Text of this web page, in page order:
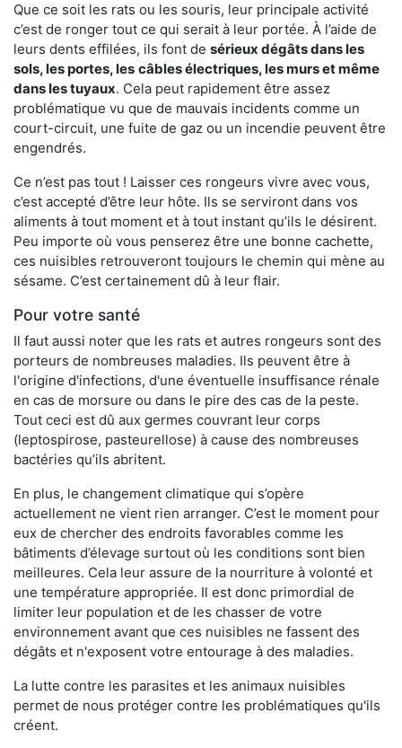
Que ce soit les rats ou les souris, leur principale activité
c’est de ronger tout ce qui serait à leur portée. À l’aide de
leurs dents effilées, ils font de sérieux dégâts dans les
sols, les portes, les câbles électriques, les murs et même
dans les tuyaux. Cela peut rapidement être assez
problématique vu que de mauvais incidents comme un
court-circuit, une fuite de gaz ou un incendie peuvent être
engendrés.
Ce n’est pas tout ! Laisser ces rongeurs vivre avec vous,
c’est accepté d’être leur hôte. Ils se serviront dans vos
aliments à tout moment et à tout instant qu’ils le désirent.
Peu importe où vous penserez être une bonne cachette,
ces nuisibles retrouveront toujours le chemin qui mène au
sésame. C’est certainement dû à leur flair.
Pour votre santé
Il faut aussi noter que les rats et autres rongeurs sont des
porteurs de nombreuses maladies. Ils peuvent être à
l'origine d'infections, d'une éventuelle insuffisance rénale
en cas de morsure ou dans le pire des cas de la peste.
Tout ceci est dû aux germes couvrant leur corps
(leptospirose, pasteurellose) à cause des nombreuses
bactéries qu’ils abritent.
En plus, le changement climatique qui s’opère
actuellement ne vient rien arranger. C’est le moment pour
eux de chercher des endroits favorables comme les
bâtiments d’élevage surtout où les conditions sont bien
meilleures. Cela leur assure de la nourriture à volonté et
une température appropriée. Il est donc primordial de
limiter leur population et de les chasser de votre
environnement avant que ces nuisibles ne fassent des
dégâts et n'exposent votre entourage à des maladies.
La lutte contre les parasites et les animaux nuisibles
permet de nous protéger contre les problématiques qu'ils
créent.